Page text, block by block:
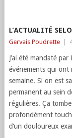
L’ACTUALITÉ
Gervais Poudrette
J’ai été mandaté
événements qui ont
semaine. Si on est
permanent au sein
régulières. Ça
profondément
d’un douloureux